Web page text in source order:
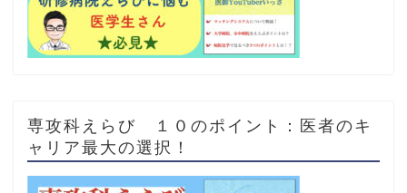
専攻科えらび １０のポイント：医者のキ
ャリア最大の選択！